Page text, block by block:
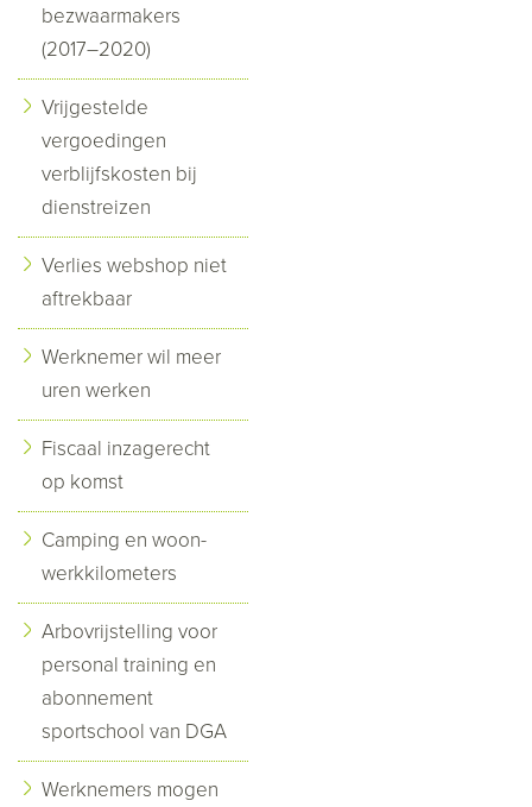
bezwaarmakers
(2017–2020)
Vrijgestelde
vergoedingen
verblijfskosten bij
dienstreizen
Verlies webshop niet
aftrekbaar
Werknemer wil meer
uren werken
Fiscaal inzagerecht
op komst
Camping en woon-
werkkilometers
Arbovrijstelling voor
personal training en
abonnement
sportschool van DGA
Werknemers mogen